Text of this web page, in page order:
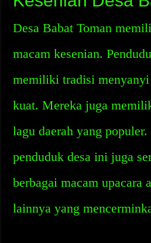
Desa Babat Toman
macam kesenian.
memiliki tradisi
kuat. Mereka juga
lagu daerah yang
penduduk desa ini juga
berbagai macam upacara
lainnya yang